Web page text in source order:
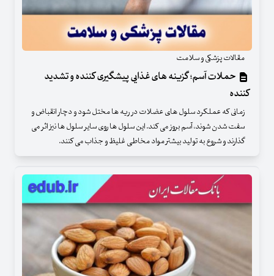
مقالات پزشکی و سلامت
حملات آسم؛ گزینه های غذایی پیشگیری کننده و تشدید
کننده
زمانی که عملکرد سلول‌ های عضلات در ریه ‌ها مختل شود و دچار انقباض و
سفت شدن شوند، آسم بروز می ‌کند. این سلول ‌ها روی سایر سلول‌ ها نیز اثر می
‌گذارند و شروع به تولید بیشتر مواد مخاطی غلیظ و جذاب می ‌کنند.